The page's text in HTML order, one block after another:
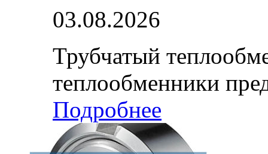
03.08.2026
Трубчатый
теплообменники
Подробнее